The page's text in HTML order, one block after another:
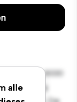
alle
in 8330
Wohnung